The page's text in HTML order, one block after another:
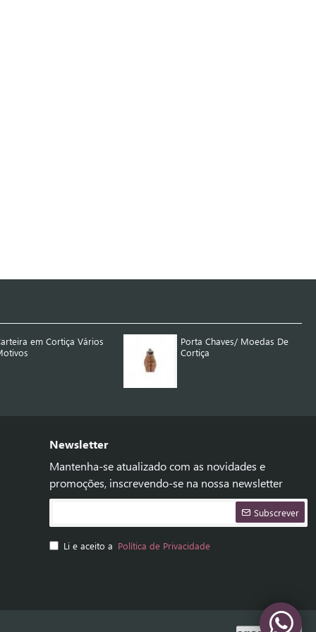
em Cortiça Vários
Porta Chaves/ Moedas De
Cortiça
Newsletter
Mantenha-se atualizado com as novidades e
promoções, inscrevendo-se na nossa newsletter
Subscrever
Li e aceito a Política de Privacidade